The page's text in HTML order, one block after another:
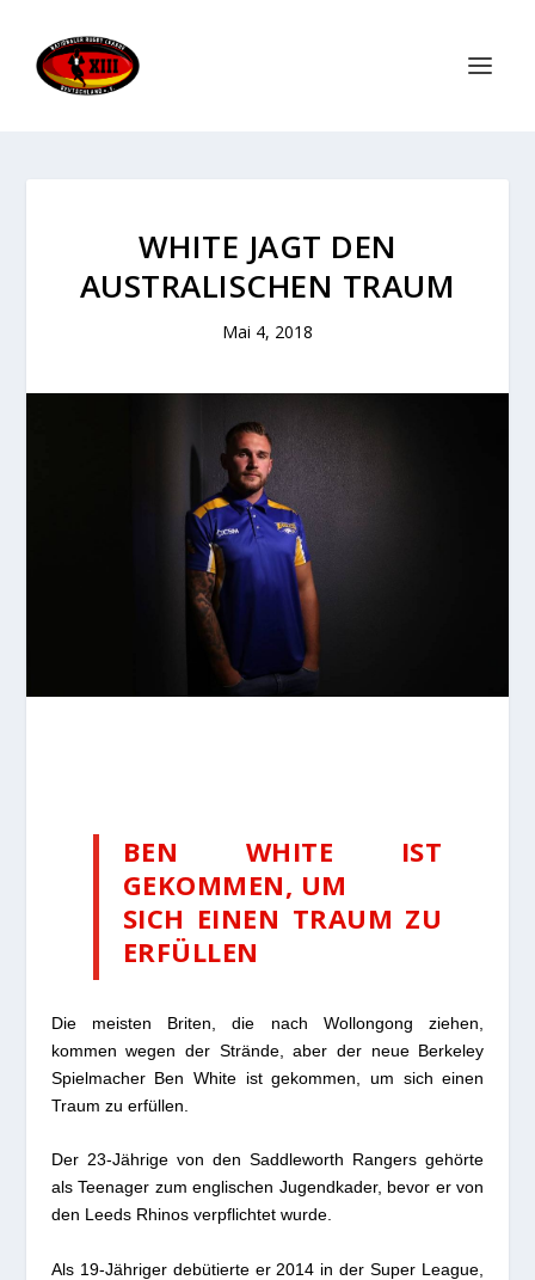
WHITE JAGT DEN
AUSTRALISCHEN TRAUM
Mai 4, 2018
BEN WHITE IST
GEKOMMEN, UM
SICH EINEN TRAUM ZU
ERFÜLLEN
Die meisten Briten, die nach Wollongong ziehen,
kommen wegen der Strände, aber der neue Berkeley
Spielmacher Ben White ist gekommen, um sich einen
Traum zu erfüllen.
Der 23-Jährige von den Saddleworth Rangers gehörte
als Teenager zum englischen Jugendkader, bevor er von
den Leeds Rhinos verpflichtet wurde.
Als 19-Jähriger debütierte er 2014 in der Super League,